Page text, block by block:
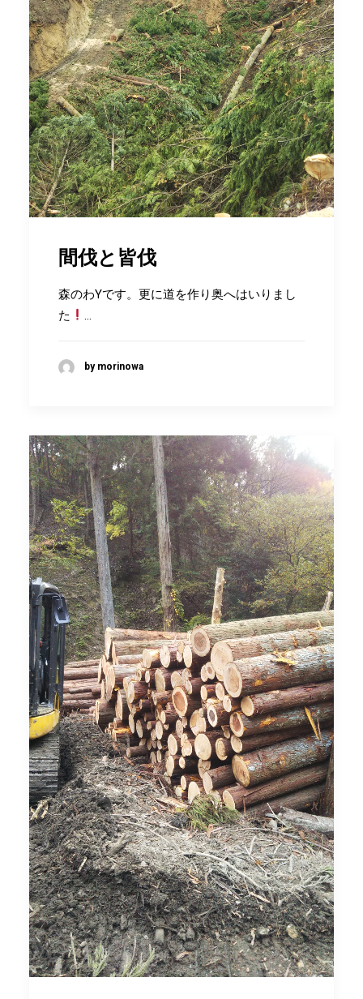
間伐と皆伐
森のわYです。更に道を作り奥へはいりまし
た
by morinowa